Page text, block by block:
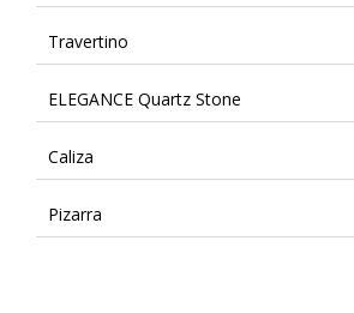
Travertino
ELEGANCE Quartz Stone
Caliza
Pizarra